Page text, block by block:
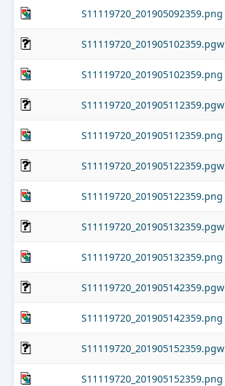
S11119720_201905092359.png
S11119720_201905102359.pgw
S11119720_201905102359.png
S11119720_201905112359.pgw
S11119720_201905112359.png
S11119720_201905122359.pgw
S11119720_201905122359.png
S11119720_201905132359.pgw
S11119720_201905132359.png
S11119720_201905142359.pgw
S11119720_201905142359.png
S11119720_201905152359.pgw
S11119720_201905152359.png